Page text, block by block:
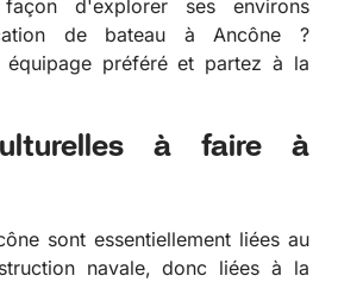
façon d'explorer ses environs
de bateau à Ancône ?
équipage préféré et partez à la
à faire à
sont essentiellement liées au
navale, donc liées à la